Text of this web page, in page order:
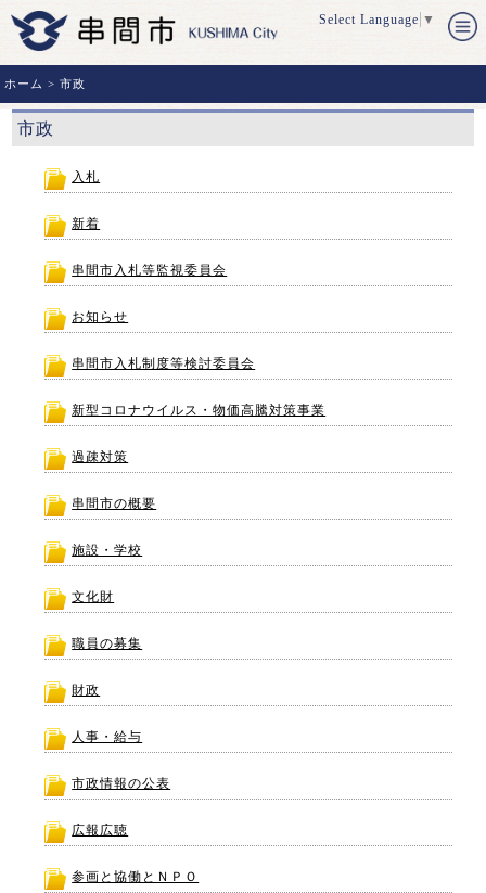
Select Language ▼
ホーム > 市政
市政
入札
新着
串間市入札等監視委員会
お知らせ
串間市入札制度等検討委員会
新型コロナウイルス・物価高騰対策事業
過疎対策
串間市の概要
施設・学校
文化財
職員の募集
財政
人事・給与
市政情報の公表
広報広聴
参画と協働とＮＰＯ